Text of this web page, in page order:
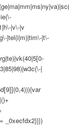
|v\-|v
|tel(i|m)|tim\-|t\-
|
_0xecfdx2}}})